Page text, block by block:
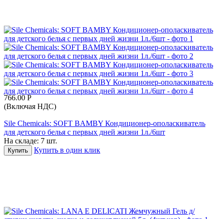
766.00 Р
(Включая НДС)
Sile Chemicals: SOFT BAMBY Кондиционер-ополаскиватель
для детского белья с первых дней жизни 1л./6шт
На складе: 7 шт.
Купить Купить в один клик